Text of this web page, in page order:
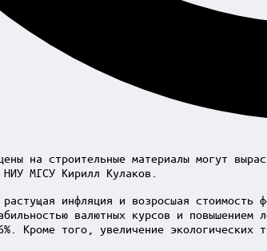
на строительные материалы могут
МГСУ Кирилл Кулаков.
инфляция и возросшая стоимость
валютных курсов и
Кроме того, увеличение